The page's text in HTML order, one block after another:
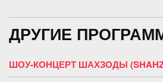
ДРУГИЕ
ШОУ-КОНЦЕРТ ШАХЗОДЫ